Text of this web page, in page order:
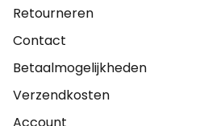
Retourneren
Contact
Betaalmogelijkheden
Verzendkosten